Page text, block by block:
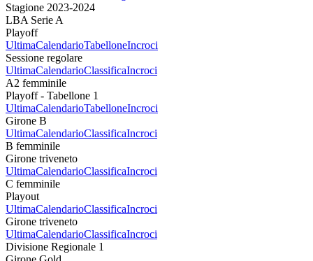
Stagione 2023-2024
LBA Serie A
Playoff
UltimaCalendarioTabelloneIncroci
Sessione regolare
UltimaCalendarioClassificaIncroci
A2 femminile
Playoff - Tabellone 1
UltimaCalendarioTabelloneIncroci
Girone B
UltimaCalendarioClassificaIncroci
B femminile
Girone triveneto
UltimaCalendarioClassificaIncroci
C femminile
Playout
UltimaCalendarioClassificaIncroci
Girone triveneto
UltimaCalendarioClassificaIncroci
Divisione Regionale 1